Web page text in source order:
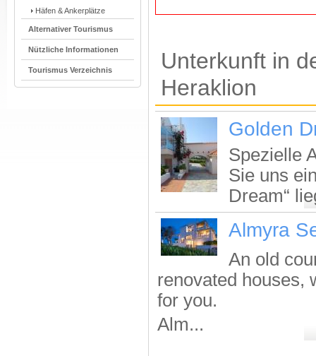
Häfen & Ankerplätze
Alternativer Tourismus
Nützliche Informationen
Tourismus Verzeichnis
Unterkunft in
Heraklion
Golden
Spezielle
Sie uns
Dream“
Almyra
An old
renovated houses,
for you.
Alm...